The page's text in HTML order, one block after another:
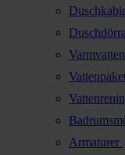
Armaturer